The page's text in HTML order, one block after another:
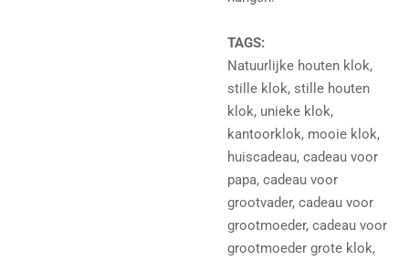
TAGS:
Natuurlijke houten klok,
stille klok, stille houten
klok, unieke klok,
kantoorklok, mooie klok,
huiscadeau, cadeau voor
papa, cadeau voor
grootvader, cadeau voor
grootmoeder, cadeau voor
grootmoeder grote klok,